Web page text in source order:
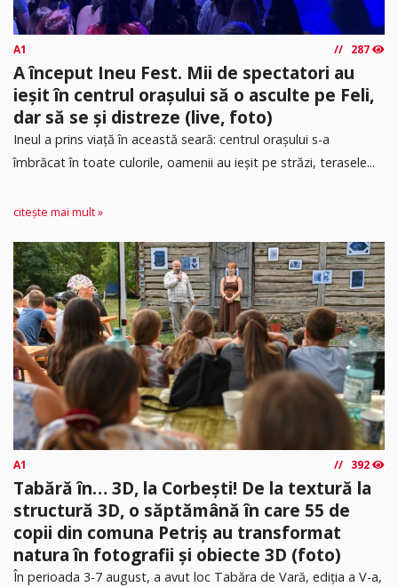
A1 287
A început Ineu Fest. Mii de spectatori au
ieșit în centrul orașului să o asculte pe Feli,
dar să se și distreze (live, foto)
Ineul a prins viață în această seară: centrul orașului s-a
îmbrăcat în toate culorile, oamenii au ieșit pe străzi, terasele...
citește mai mult »
A1 392
Tabără în… 3D, la Corbești! De la textură la
structură 3D, o săptămână în care 55 de
copii din comuna Petriș au transformat
natura în fotografii și obiecte 3D (foto)
În perioada 3-7 august, a avut loc Tabăra de Vară, ediția a V-a,